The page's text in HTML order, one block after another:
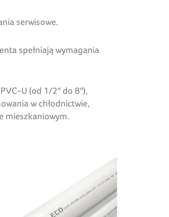
serwisowe.
spełniają wymagania
U (od 1/2″ do 8″),
w chłodnictwie,
mieszkaniowym.